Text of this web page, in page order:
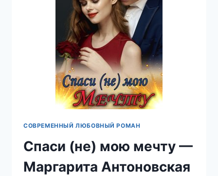
СОВРЕМЕННЫЙ ЛЮБОВНЫЙ РОМАН
Спаси (не) мою мечту —
Маргарита Антоновская